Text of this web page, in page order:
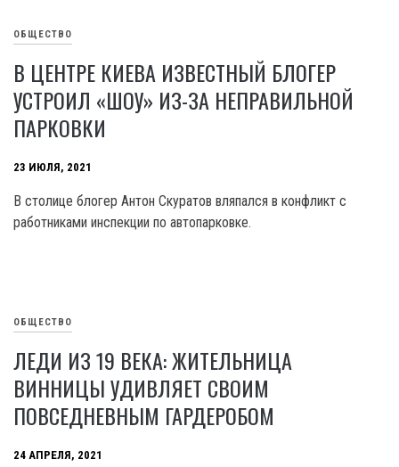
ОБЩЕСТВО
В ЦЕНТРЕ КИЕВА ИЗВЕСТНЫЙ БЛОГЕР
УСТРОИЛ «ШОУ» ИЗ-ЗА НЕПРАВИЛЬНОЙ
ПАРКОВКИ
23 ИЮЛЯ, 2021
В столице блогер Антон Скуратов вляпался в конфликт с
работниками инспекции по автопарковке.
ОБЩЕСТВО
ЛЕДИ ИЗ 19 ВЕКА: ЖИТЕЛЬНИЦА
ВИННИЦЫ УДИВЛЯЕТ СВОИМ
ПОВСЕДНЕВНЫМ ГАРДЕРОБОМ
24 АПРЕЛЯ, 2021